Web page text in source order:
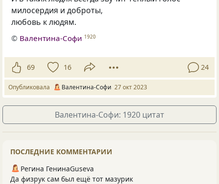
милосердия и доброты,
любовь к людям.
© Валентина-Софи 1920
69 16 24
Опубликовала Валентина-Софи 27 окт 2023
Валентина-Софи: 1920 цитат
ПОСЛЕДНИЕ КОММЕНТАРИИ
Регина ГенинаGuseva
Да физрук сам был ещё тот мазурик